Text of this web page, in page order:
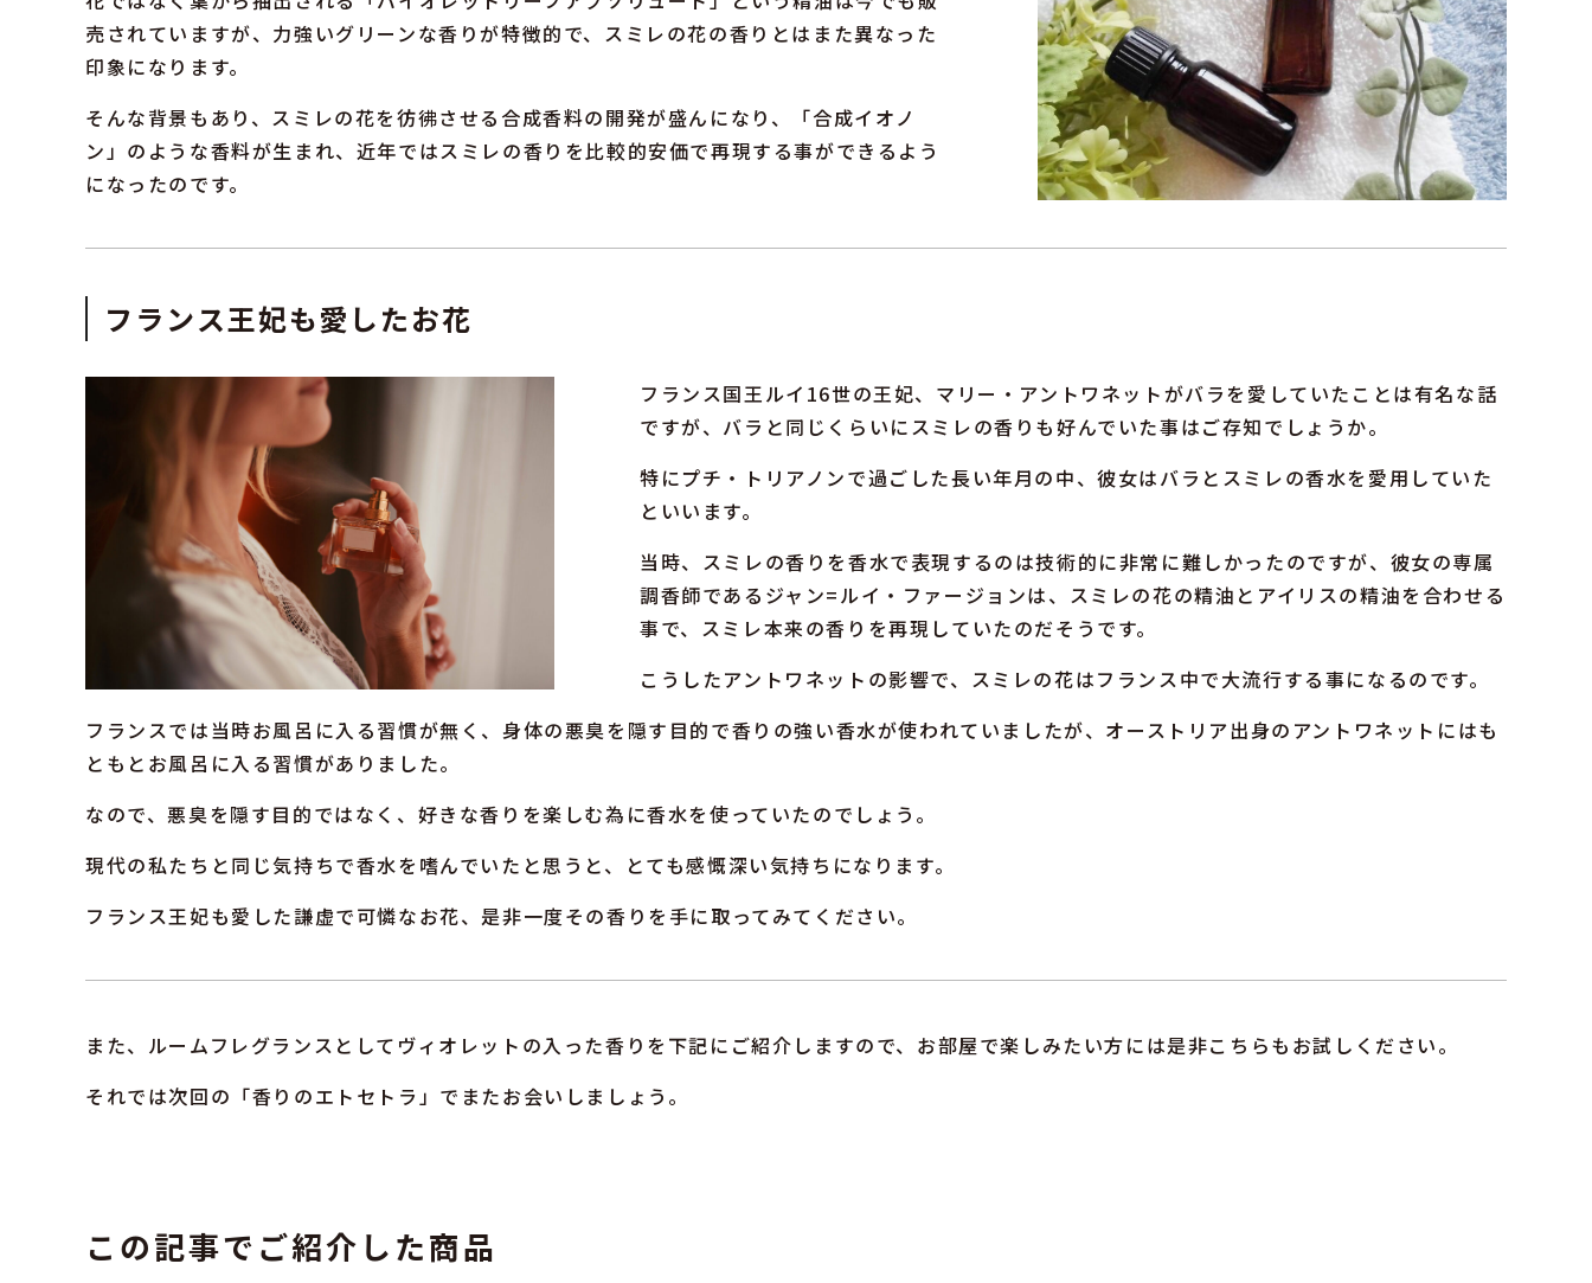
売されていますが、力強いグリーンな香りが特徴的で、スミレの花の香りとはまた異なった
印象になります。
そんな背景もあり、スミレの花を彷彿させる合成香料の開発が盛んになり、「合成イオノ
ン」のような香料が生まれ、近年ではスミレの香りを比較的安価で再現する事ができるよう
になったのです。
フランス王妃も愛したお花
フランス国王ルイ16世の王妃、マリー・アントワネットがバラを愛していたことは有名な話
ですが、バラと同じくらいにスミレの香りも好んでいた事はご存知でしょうか。
特にプチ・トリアノンで過ごした長い年月の中、彼女はバラとスミレの香水を愛用していた
といいます。
当時、スミレの香りを香水で表現するのは技術的に非常に難しかったのですが、彼女の専属
調香師であるジャン=ルイ・ファージョンは、スミレの花の精油とアイリスの精油を合わせる
事で、スミレ本来の香りを再現していたのだそうです。
こうしたアントワネットの影響で、スミレの花はフランス中で大流行する事になるのです。
フランスでは当時お風呂に入る習慣が無く、身体の悪臭を隠す目的で香りの強い香水が使われていましたが、オーストリア出身のアントワネットにはも
ともとお風呂に入る習慣がありました。
なので、悪臭を隠す目的ではなく、好きな香りを楽しむ為に香水を使っていたのでしょう。
現代の私たちと同じ気持ちで香水を嗜んでいたと思うと、とても感慨深い気持ちになります。
フランス王妃も愛した謙虚で可憐なお花、是非一度その香りを手に取ってみてください。
また、ルームフレグランスとしてヴィオレットの入った香りを下記にご紹介しますので、お部屋で楽しみたい方には是非こちらもお試しください。
それでは次回の「香りのエトセトラ」でまたお会いしましょう。
この記事でご紹介した商品